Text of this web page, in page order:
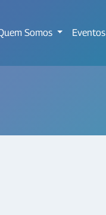
Somos Eventos